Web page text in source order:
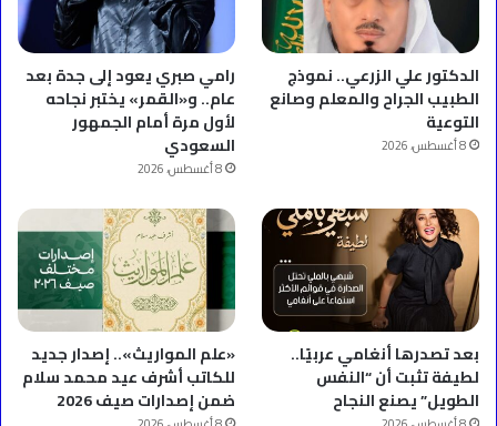
الدكتور علي الزرعي.. نموذج
الطبيب الجراح والمعلم وصانع
التوعية
8 أغسطس، 2026
رامي صبري يعود إلى جدة بعد
عام.. و«القمر» يختبر نجاحه
لأول مرة أمام الجمهور
السعودي
8 أغسطس، 2026
بعد تصدرها أنغامي عربيًا..
لطيفة تثبت أن “النفس
الطويل” يصنع النجاح
«علم المواريث».. إصدار جديد
للكاتب أشرف عيد محمد سلام
ضمن إصدارات صيف 2026